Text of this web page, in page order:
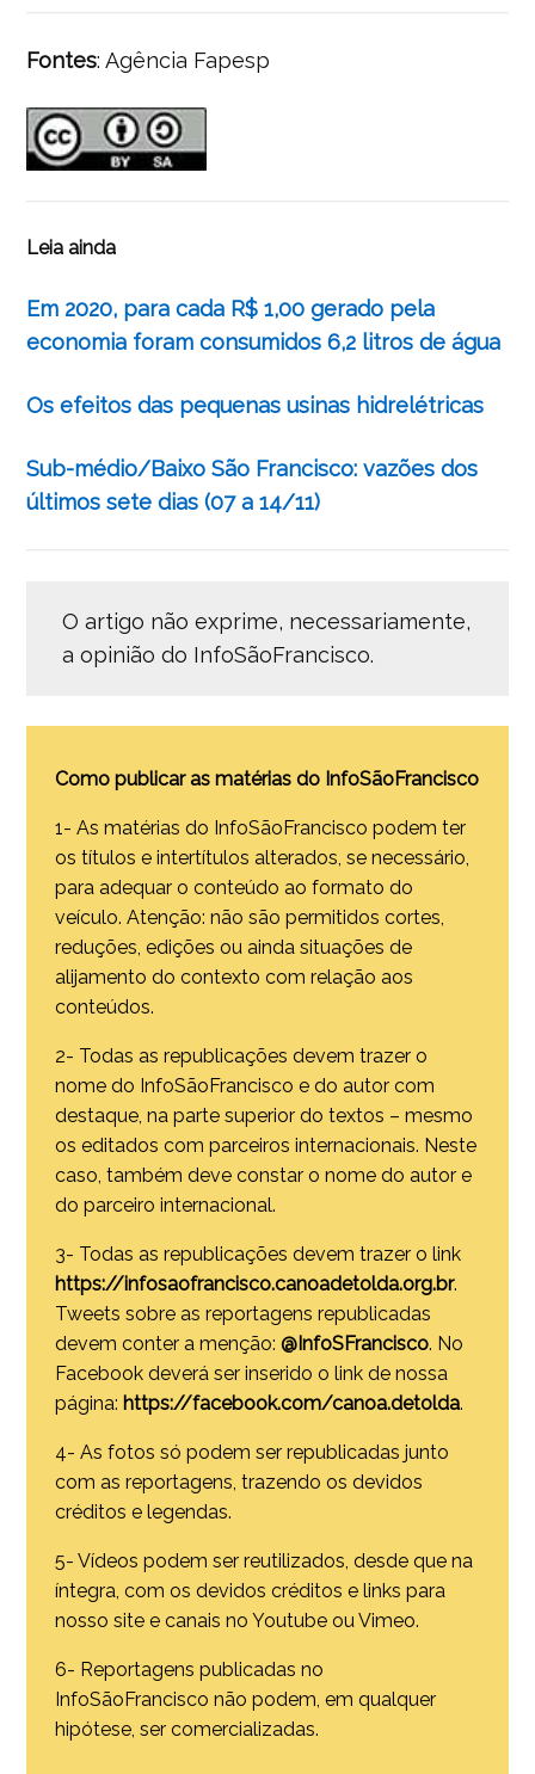
Fontes: Agência Fapesp
Leia ainda
Em 2020, para cada R$ 1,00 gerado pela
economia foram consumidos 6,2 litros de água
Os efeitos das pequenas usinas hidrelétricas
Sub-médio/Baixo São Francisco: vazões dos
últimos sete dias (07 a 14/11)
O artigo não exprime, necessariamente,
a opinião do InfoSãoFrancisco.
Como publicar as matérias do InfoSãoFrancisco
1- As matérias do InfoSãoFrancisco podem ter
os títulos e intertítulos alterados, se necessário,
para adequar o conteúdo ao formato do
veículo. Atenção: não são permitidos cortes,
reduções, edições ou ainda situações de
alijamento do contexto com relação aos
conteúdos.
2- Todas as republicações devem trazer o
nome do InfoSãoFrancisco e do autor com
destaque, na parte superior do textos – mesmo
os editados com parceiros internacionais. Neste
caso, também deve constar o nome do autor e
do parceiro internacional.
3- Todas as republicações devem trazer o link
https://infosaofrancisco.canoadetolda.org.br.
Tweets sobre as reportagens republicadas
devem conter a menção:@InfoSFrancisco. No
Facebook deverá ser inserido o link de nossa
página: https://facebook.com/canoa.detolda.
4- As fotos só podem ser republicadas junto
com as reportagens, trazendo os devidos
créditos e legendas.
5- Vídeos podem ser reutilizados, desde que na
íntegra, com os devidos créditos e links para
nosso site e canais no Youtube ou Vimeo.
6- Reportagens publicadas no
InfoSãoFrancisco não podem, em qualquer
hipótese, ser comercializadas.